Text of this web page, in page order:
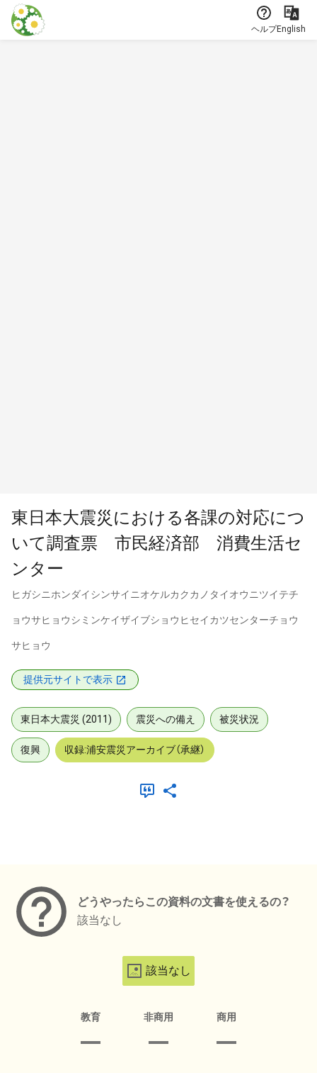
本文に飛ぶ
ヘルプEnglish
東日本大震災における各課の対応につ
いて調査票 市民経済部 消費生活セ
ンター
ヒガシニホンダイシンサイニオケルカクカノタイオウニツイテチ
ョウサヒョウシミンケイザイブショウヒセイカツセンターチョウ
サヒョウ
提供元サイトで表示
東日本大震災 (2011) 震災への備え 被災状況
復興 収録:浦安震災アーカイブ（承継）
どうやったらこの資料の文書を使えるの？
該当なし
該当なし
教育 非商用 商用